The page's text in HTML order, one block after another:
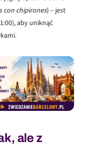
con chipirones) – jest
aby uniknąć
ale z